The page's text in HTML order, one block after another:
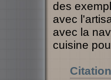
des
avec
avec la
cuisine
Citation